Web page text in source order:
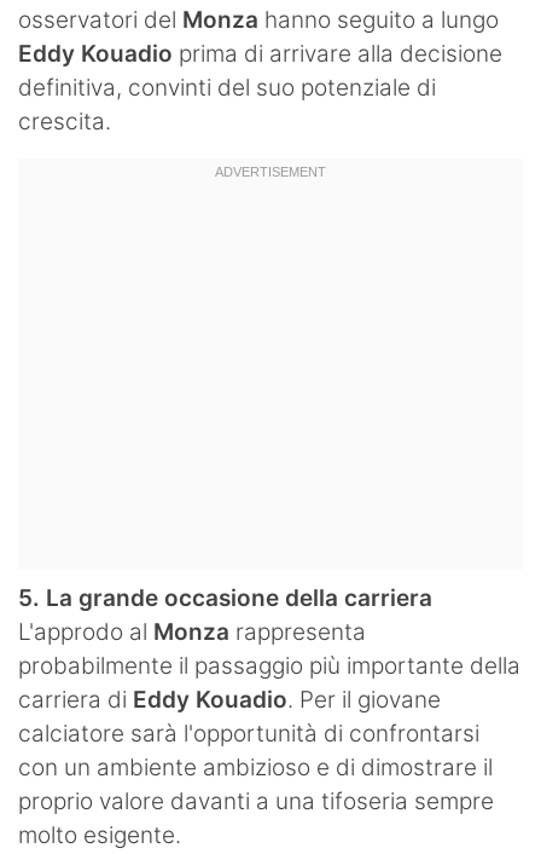
osservatori del Monza hanno seguito a lungo
Eddy Kouadio prima di arrivare alla decisione
definitiva, convinti del suo potenziale di
crescita.
5. La grande occasione della carriera
L'approdo al Monza rappresenta
probabilmente il passaggio più importante della
carriera di Eddy Kouadio. Per il giovane
calciatore sarà l'opportunità di confrontarsi
con un ambiente ambizioso e di dimostrare il
proprio valore davanti a una tifoseria sempre
molto esigente.